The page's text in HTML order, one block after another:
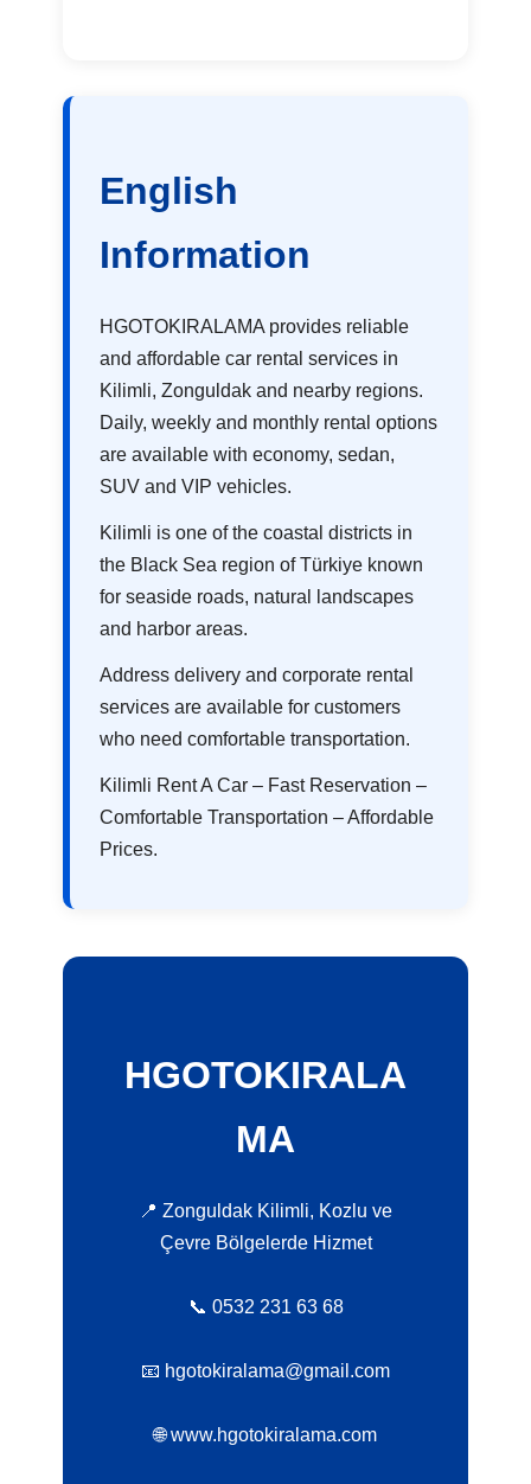
English
Information
HGOTOKIRALAMA provides reliable
and affordable car rental services in
Kilimli, Zonguldak and nearby regions.
Daily, weekly and monthly rental options
are available with economy, sedan,
SUV and VIP vehicles.
Kilimli is one of the coastal districts in
the Black Sea region of Türkiye known
for seaside roads, natural landscapes
and harbor areas.
Address delivery and corporate rental
services are available for customers
who need comfortable transportation.
Kilimli Rent A Car – Fast Reservation –
Comfortable Transportation – Affordable
Prices.
HGOTOKIRALA
MA
📍 Zonguldak Kilimli, Kozlu ve
Çevre Bölgelerde Hizmet
📞 0532 231 63 68
📧 hgotokiralama@gmail.com
🌐 www.hgotokiralama.com